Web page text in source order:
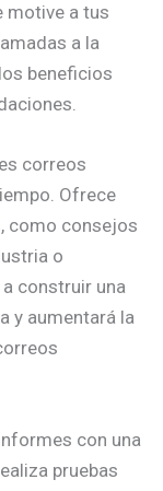
motive a tus
a la
beneficios
correos
Ofrece
como consejos
o
construir una
y aumentará la
con una
pruebas